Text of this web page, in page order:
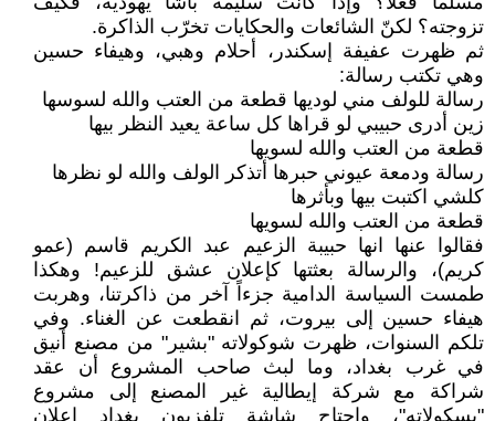
تزوجته؟ لكنّ الشائعات والحكايات تخرّب الذاكرة.
ثم ظهرت عفيفة إسكندر، أحلام وهبي، وهيفاء حسين
وهي تكتب رسالة:
رسالة للولف مني لوديها قطعة من العتب والله لسوسها
زين أدرى حبيبي لو قراها كل ساعة يعيد النظر بيها
قطعة من العتب والله لسويها
رسالة ودمعة عيوني حبرها أتذكر الولف والله لو نظرها
كلشي اكتبت بيها وبأثرها
قطعة من العتب والله لسويها
فقالوا عنها انها حبيبة الزعيم عبد الكريم قاسم (عمو
كريم)، والرسالة بعثتها كإعلان عشق للزعيم! وهكذا
طمست السياسة الدامية جزءاً آخر من ذاكرتنا، وهربت
هيفاء حسين إلى بيروت، ثم انقطعت عن الغناء. وفي
تلكم السنوات، ظهرت شوكولاته "بشير" من مصنع أنيق
في غرب بغداد، وما لبث صاحب المشروع أن عقد
شراكة مع شركة إيطالية غير المصنع إلى مشروع
"بسكولاته"، واجتاح شاشة تلفزيون بغداد إعلان